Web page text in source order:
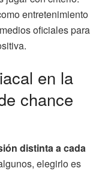
entretenimiento
oficiales para
en la
chance
distinta a cada
elegirlo es